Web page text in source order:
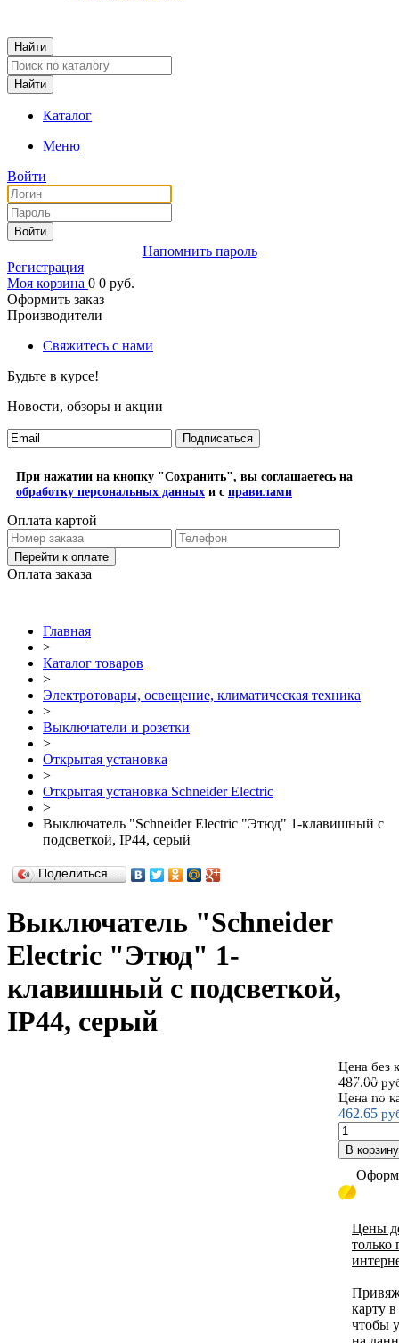
Каталог
Меню
Войти
Войти
Напомнить пароль
Регистрация
Моя корзина 0 0 руб.
Оформить заказ
Производители
Свяжитесь с нами
Будьте в курсе!
Новости, обзоры и акции
Подписаться
При нажатии на кнопку "Сохранить", вы соглашаетесь на
обработку персональных данных и с правилами
Оплата картой
Перейти к оплате
Оплата заказа
Главная
>
Каталог товаров
>
Электротовары, освещение, климатическая техника
>
Выключатели и розетки
>
Открытая установка
>
Открытая установка Schneider Electric
>
Выключатель "Schneider Electric "Этюд" 1-клавишный с
подсветкой, IP44, серый
Поделиться…
Выключатель "Schneider
Electric "Этюд" 1-
клавишный с подсветкой,
IP44, серый
Цена без
487.00
Цена по
462.65
Открытая
Schneider
В корзину
Цены
только
карту в
чтобы